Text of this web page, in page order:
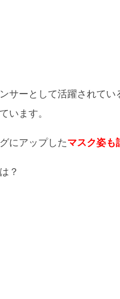
サーとして活躍されてい
います。
にアップしたマスク姿も
？